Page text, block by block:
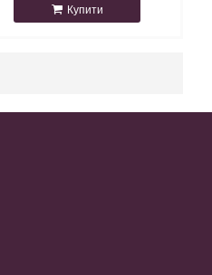
Купити